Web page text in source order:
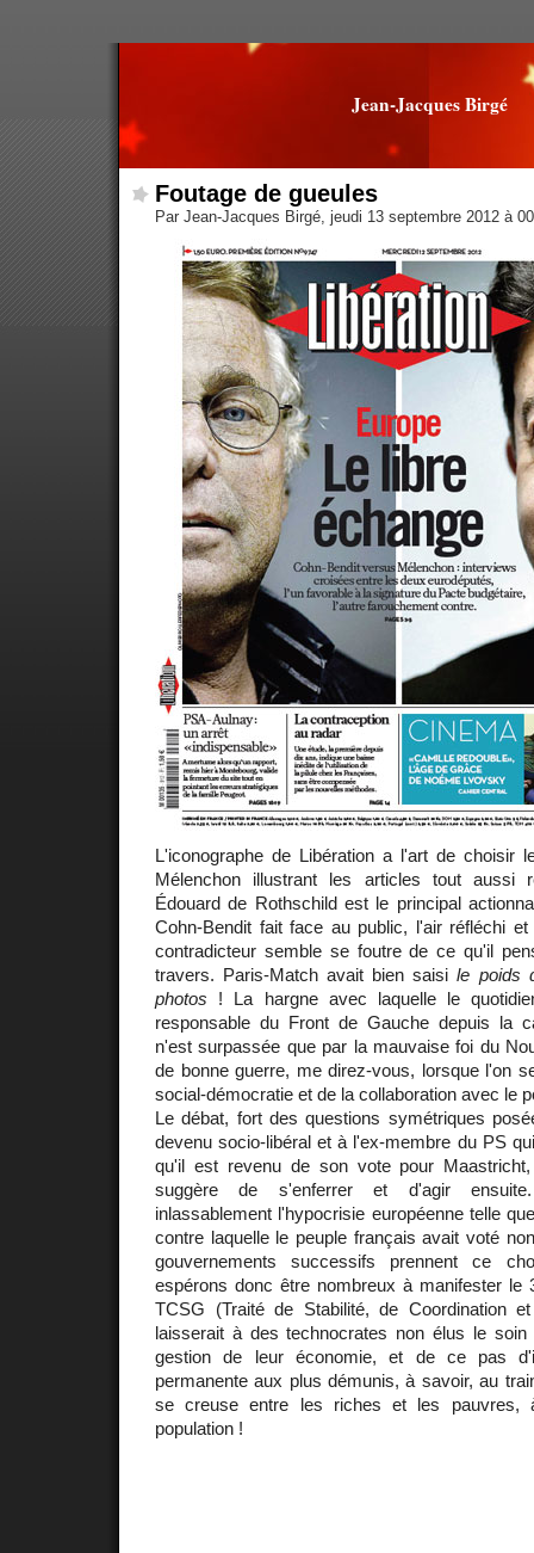
Jean-Jacques Birgé
Foutage de gueules
Par Jean-Jacques Birgé, jeudi 13 septembre 2012 à
L'iconographe de Libération a l'art de choisir
Mélenchon illustrant les articles tout aussi
Édouard de Rothschild est le principal
Cohn-Bendit fait face au public, l'air réfléchi
contradicteur semble se foutre de ce qu'il
travers. Paris-Match avait bien saisile poids
photos ! La hargne avec laquelle le
responsable du Front de Gauche depuis la
n'est surpassée que par la mauvaise foi du
de bonne guerre, me direz-vous, lorsque l'on
social-démocratie et de la collaboration avec le
Le débat, fort des questions symétriques
devenu socio-libéral et à l'ex-membre du PS
qu'il est revenu de son vote pour
suggère de s'enferrer et d'agir ensuite.
inlassablement l'hypocrisie européenne telle
contre laquelle le peuple français avait voté
gouvernements successifs prennent ce
espérons donc être nombreux à manifester le
TCSG (Traité de Stabilité, de Coordination
laisserait à des technocrates non élus le
gestion de leur économie, et de ce pas
permanente aux plus démunis, à savoir, au
se creuse entre les riches et les
population !